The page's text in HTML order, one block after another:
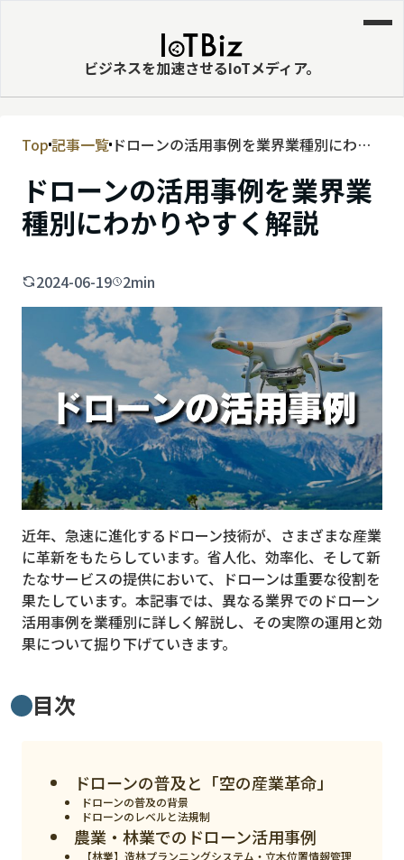
ビジネスを加速させるIoTメディア。
MVNE
エッジ
LPWA
IaaS
ビッグデータ
MNO
MVNO
スマート漁業
PR
5G
クラウド
M2M
VPN
スマート農業
ロボット
スマート物流
Top記事一覧 ドローンの活用事例を業界業種別にわか
ドローンの活用事例を業界業
種別にわかりやすく解説
2024-06-19 2min
近年、急速に進化するドローン技術が、さまざまな産業
に革新をもたらしています。省人化、効率化、そして新
たなサービスの提供において、ドローンは重要な役割を
果たしています。本記事では、異なる業界でのドローン
活用事例を業種別に詳しく解説し、その実際の運用と効
果について掘り下げていきます。
目次
ドローンの普及と「空の産業革命」
ドローンの普及の背景
ドローンのレベルと法規制
農業・林業でのドローン活用事例
【林業】造林プランニングシステム・立木位置情報管理